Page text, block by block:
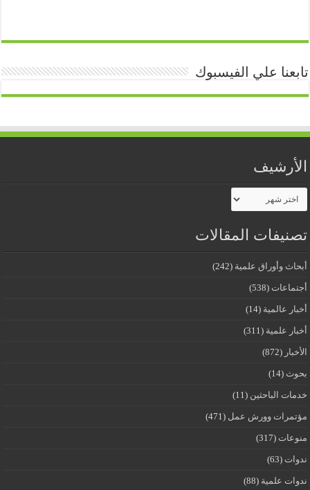
تابعنا علي الفيسبوك
الأرشيف
الأرشيف
تصنيفات المقالات
أبحاث وأوراق علمية (242)
أجتماعات (538)
أخبار عالمية (14)
أخبار علمية (311)
الأخبار (872)
بحوث (14)
خدمات الباحثين (11)
مؤتمرات وورش عمل (471)
منوعات (317)
ندوات (63)
ندوات علمية (88)